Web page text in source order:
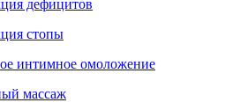
дефицитов
стопы
интимное омоложение
массаж